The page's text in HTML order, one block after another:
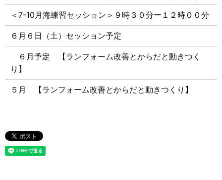
＜7-10月海練習セッション＞９時３０分ー１２時００分
６月６日（土）セッション予定
６月予定 【ランフォーム改善とからだと動きつく
り】
５月 【ランフォーム改善とからだと動きつくり】